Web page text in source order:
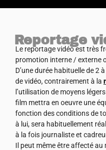
Reportage
Le reportage vidéo est très
promotion interne / externe
D’une durée habituelle de 2
de vidéo, contrairement à la
l’utilisation de moyens
film mettra en oeuvre une
fonction des conditions de
à lui, sera habituellement
à la fois journaliste et
Il peut même être affecté